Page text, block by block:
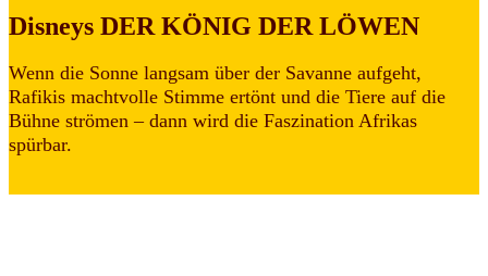
Disneys DER KÖNIG DER LÖWEN
Wenn die Sonne langsam über der Savanne aufgeht,
Rafikis machtvolle Stimme ertönt und die Tiere auf die
Bühne strömen – dann wird die Faszination Afrikas
spürbar.